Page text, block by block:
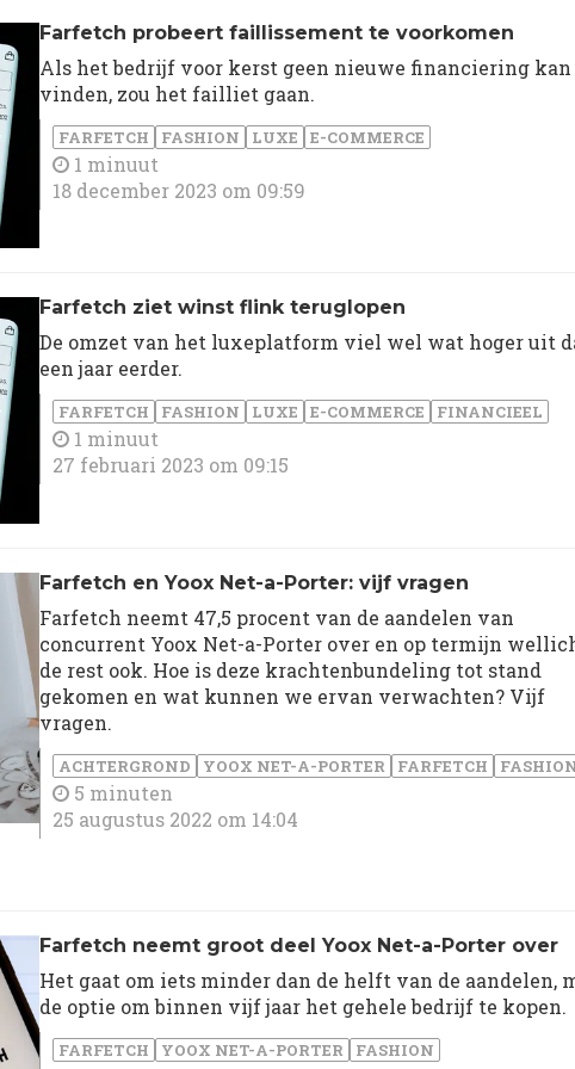
Farfetch probeert faillissement te voorkomen
Als het bedrijf voor kerst geen nieuwe financiering kan
vinden, zou het failliet gaan.
FARFETCH FASHION LUXE E-COMMERCE
1 minuut
18 december 2023 om 09:59
Farfetch ziet winst flink teruglopen
De omzet van het luxeplatform viel wel wat hoger uit
een jaar eerder.
FARFETCH FASHION LUXE E-COMMERCE FINANCIEEL
1 minuut
27 februari 2023 om 09:15
Farfetch en Yoox Net-a-Porter: vijf vragen
Farfetch neemt 47,5 procent van de aandelen van
concurrent Yoox Net-a-Porter over en op termijn
de rest ook. Hoe is deze krachtenbundeling tot stand
gekomen en wat kunnen we ervan verwachten? Vijf
vragen.
ACHTERGROND YOOX NET-A-PORTER FARFETCH
5 minuten
25 augustus 2022 om 14:04
Farfetch neemt groot deel Yoox Net-a-Porter over
Het gaat om iets minder dan de helft van de aandelen,
de optie om binnen vijf jaar het gehele bedrijf te kopen.
FARFETCH YOOX NET-A-PORTER FASHION